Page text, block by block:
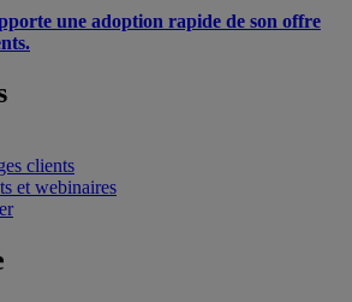
une adoption rapide de son offre
clients
et webinaires